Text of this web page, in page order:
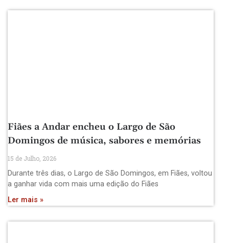
Fiães a Andar encheu o Largo de São
Domingos de música, sabores e memórias
15 de Julho, 2026
Durante três dias, o Largo de São Domingos, em Fiães, voltou
a ganhar vida com mais uma edição do Fiães
Ler mais »